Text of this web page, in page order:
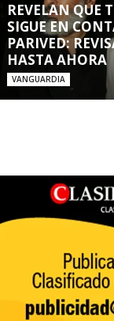
REVELAN QUE
SIGUE EN
PARIVED:
HASTA AHORA
VANGUARDIA